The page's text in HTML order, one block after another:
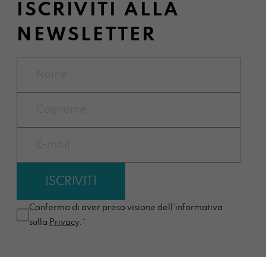
ISCRIVITI ALLA
NEWSLETTER
Confermo di aver preso visione dell'informativa
sulla Privacy.*